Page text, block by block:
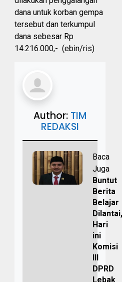
dana untuk korban gempa
tersebut dan terkumpul
dana sebesar Rp
14.216.000,- (ebin/ris)
Author: TIM
REDAKSI
Baca
Juga
Buntut
Berita
Belajar
Dilantai,
Hari
ini
Komisi
III
DPRD
Lebak